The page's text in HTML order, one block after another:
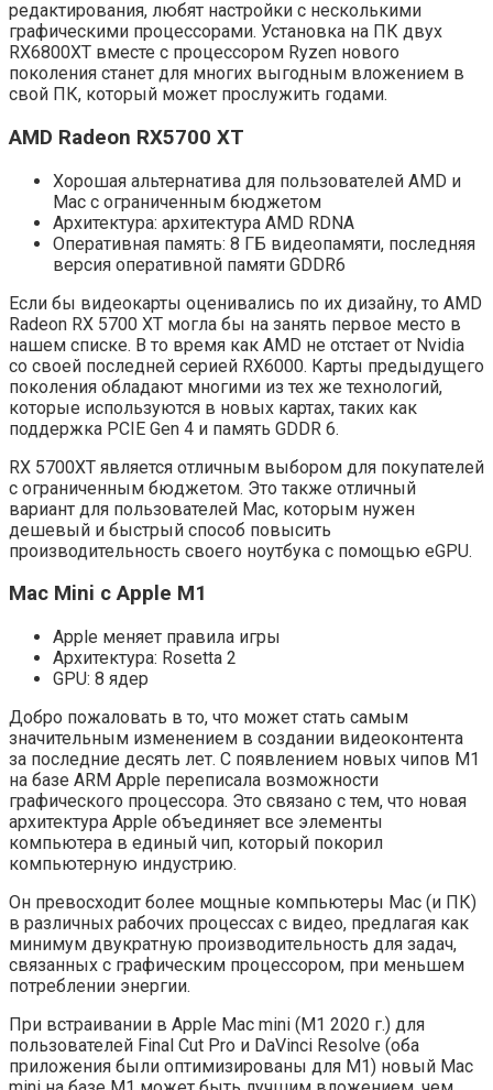
редактирования, любят настройки с несколькими
графическими процессорами. Установка на ПК двух
RX6800XT вместе с процессором Ryzen нового
поколения станет для многих выгодным вложением в
свой ПК, который может прослужить годами.
AMD Radeon RX5700 XT
Хорошая альтернатива для пользователей AMD и
Mac с ограниченным бюджетом
Архитектура: архитектура AMD RDNA
Оперативная память: 8 ГБ видеопамяти, последняя
версия оперативной памяти GDDR6
Если бы видеокарты оценивались по их дизайну, то AMD
Radeon RX 5700 XT могла бы на занять первое место в
нашем списке. В то время как AMD не отстает от Nvidia
со своей последней серией RX6000. Карты предыдущего
поколения обладают многими из тех же технологий,
которые используются в новых картах, таких как
поддержка PCIE Gen 4 и память GDDR 6.
RX 5700XT является отличным выбором для покупателей
с ограниченным бюджетом. Это также отличный
вариант для пользователей Mac, которым нужен
дешевый и быстрый способ повысить
производительность своего ноутбука с помощью eGPU.
Mac Mini с Apple M1
Apple меняет правила игры
Архитектура: Rosetta 2
GPU: 8 ядер
Добро пожаловать в то, что может стать самым
значительным изменением в создании видеоконтента
за последние десять лет. С появлением новых чипов M1
на базе ARM Apple переписала возможности
графического процессора. Это связано с тем, что новая
архитектура Apple объединяет все элементы
компьютера в единый чип, который покорил
компьютерную индустрию.
Он превосходит более мощные компьютеры Mac (и ПК)
в различных рабочих процессах с видео, предлагая как
минимум двукратную производительность для задач,
связанных с графическим процессором, при меньшем
потреблении энергии.
При встраивании в Apple Mac mini (M1 2020 г.) для
пользователей Final Cut Pro и DaVinci Resolve (оба
приложения были оптимизированы для M1) новый Mac